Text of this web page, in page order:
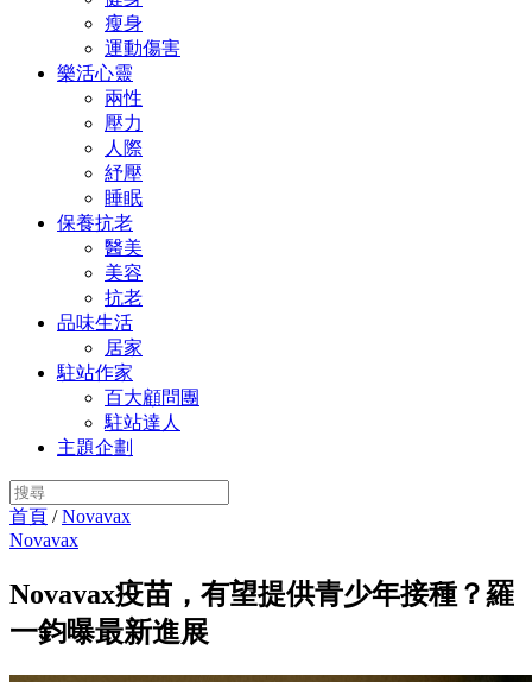
瘦身
運動傷害
樂活心靈
兩性
壓力
人際
紓壓
睡眠
保養抗老
醫美
美容
抗老
品味生活
居家
駐站作家
百大顧問團
駐站達人
主題企劃
首頁 /Novavax
Novavax
Novavax疫苗，有望提供青少年接種？羅
一鈞曝最新進展